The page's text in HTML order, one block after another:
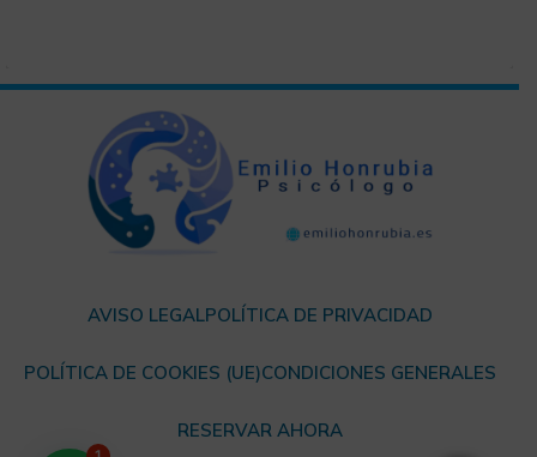
AVISO LEGALPOLÍTICA DE PRIVACIDAD
POLÍTICA DE COOKIES (UE)CONDICIONES GENERALES
RESERVAR AHORA